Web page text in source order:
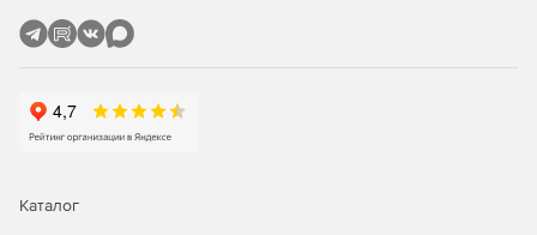
единицах и при разных нормативных базах.
ресурсов. Подсчет Cash Flow для всех статей затрат, а
также для любых материалов проекта.
проекты типовых фрагментов проектов.
Каталог